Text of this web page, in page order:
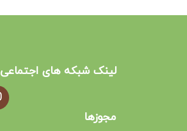
لینک شبکه های اجتماعی​
مجوزها